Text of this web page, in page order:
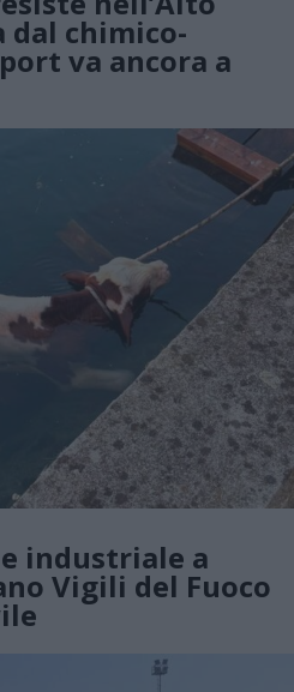
dal chimico-
va ancora a
industriale a
Vigili del Fuoco